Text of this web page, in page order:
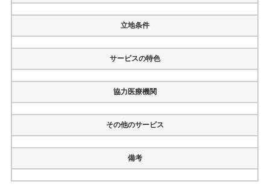
立地条件
サービスの特色
協力医療機関
その他のサービス
備考